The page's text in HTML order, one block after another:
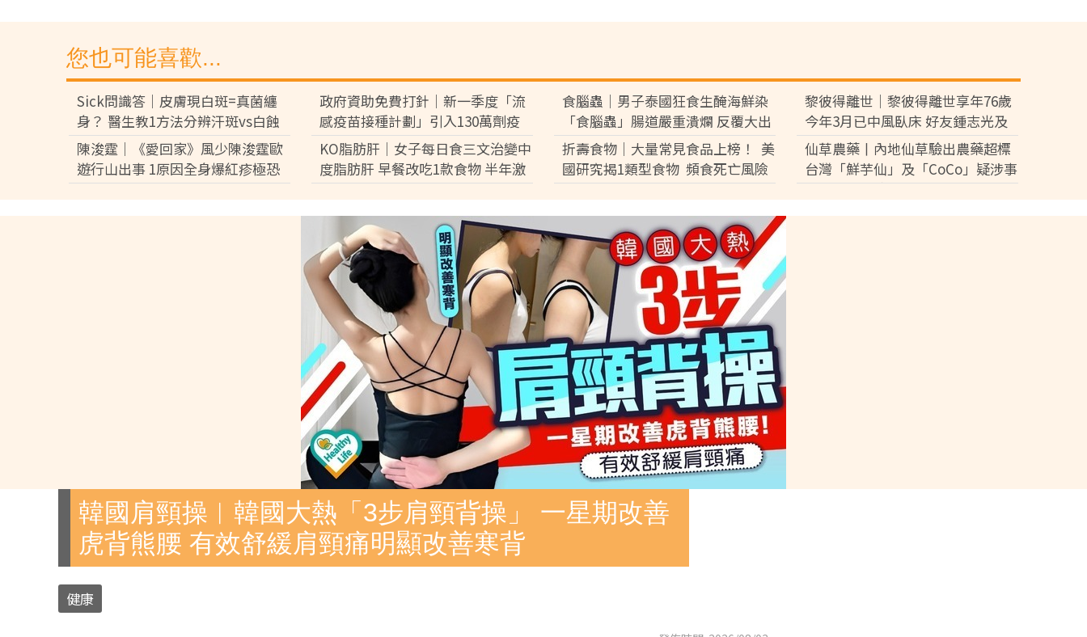
您也可能喜歡...
Sick問識答｜皮膚現白斑=真菌纏
身？ 醫生教1方法分辨汗斑vs白蝕
解析發作成因大不同
政府資助免費打針｜新一季度「流
感疫苗接種計劃」引入130萬劑疫
苗 8類人可優先接種 科興疫苗最快
月底先到港【附4條件免費接種】
食腦蟲｜男子泰國狂食生醃海鮮染
「食腦蟲」腸道嚴重潰爛 反覆大出
血休克險死
黎彼得離世｜黎彼得離世享年76歲
今年3月已中風臥床 好友鍾志光及
盧宛茵透露黎彼得最後時光
陳浚霆｜《愛回家》風少陳浚霆歐
遊行山出事 1原因全身爆紅疹極恐
怖 險「毀容」急回港求醫【附皮膚
KO脂肪肝｜女子每日食三文治變中
度脂肪肝 早餐改吃1款食物 半年激
減15磅逆轉脂肪肝
折壽食物｜大量常見食品上榜！ 美
國研究揭1類型食物 頻食死亡風險
激增17%
仙草農藥丨內地仙草驗出農藥超標
台灣「鮮芋仙」及「CoCo」疑涉事
供應商急澄清：未流入市面
韓國肩頸操︱韓國大熱「3步肩頸背操」 一星期改善
虎背熊腰 有效舒緩肩頸痛明顯改善寒背
健康